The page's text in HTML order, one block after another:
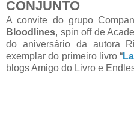
CONJUNTO
A convite do grupo
Bloodlines, spin off de
do aniversário da autora
exemplar do primeiro livro “
blogs Amigo do Livro e